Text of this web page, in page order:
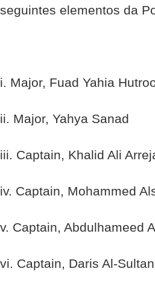
seguintes elementos da
i. Major, Fuad Yahia
ii. Major, Yahya Sanad
iii. Captain, Khalid Ali
iv. Captain, Mohammed
v. Captain, Abdulhameed
vi. Captain, Daris Al-Sultan